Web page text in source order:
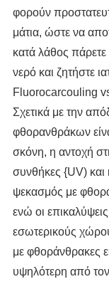
φορούν
μάτια, ώστε να
κατά λάθος
νερό και ζητήστε
Fluorocarcouling
Σχετικά με την
φθορανθράκων
σκόνη, η αντοχή
συνθήκες {UV) και
ψεκασμός με
ενώ οι
εσωτερικούς
με φθοράνθρακες
υψηλότερη από